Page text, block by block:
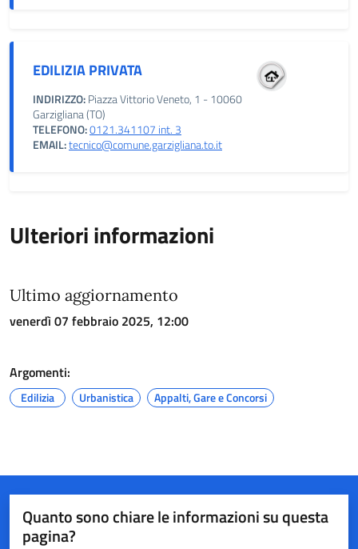
EDILIZIA PRIVATA
INDIRIZZO:Piazza Vittorio Veneto, 1 - 10060
Garzigliana (TO)
TELEFONO:0121.341107 int. 3
EMAIL:tecnico@comune.garzigliana.to.it
Ulteriori informazioni
Ultimo aggiornamento
venerdì 07 febbraio 2025, 12:00
Argomenti:
Edilizia Urbanistica Appalti, Gare e Concorsi
Quanto sono chiare le informazioni su questa
pagina?